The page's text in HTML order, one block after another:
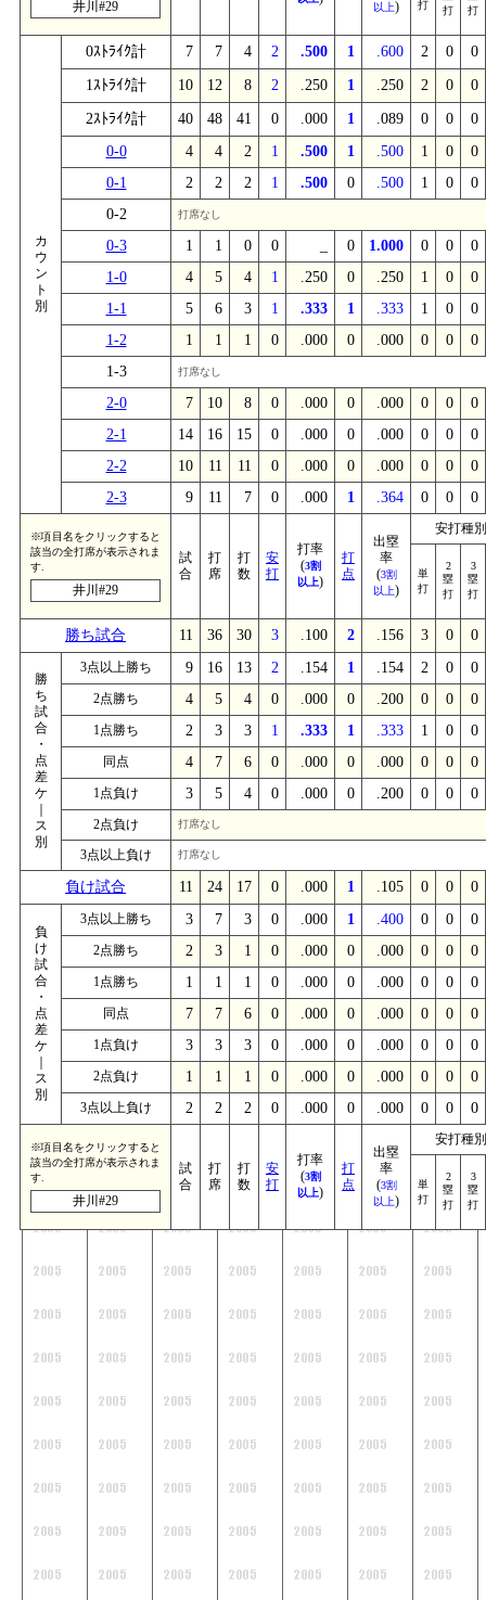
井川#29 以上) 打
打
打
カ
ウ
ン
ト
別
0ｽﾄﾗｲｸ計 7 7 4 2 .500 1 .600 2 0 0
1ｽﾄﾗｲｸ計 10 12 8 2 .250 1 .250 2 0 0
2ｽﾄﾗｲｸ計 40 48 41 0 .000 1 .089 0 0
0
0-0
4 4 2 1 .500 1 .500 1 0
0
0-1
2 2 2 1 .500 0 .500 1 0
0
0-2
打席なし
0-3 1 1 0 0 0 1.000 0 0
0
1-0
4 5 4 1 .250 0 .250 1 0
0
1-1
5 6 3 1 .333 1 .333 1 0
0
1-2
1 1 1 0 .000 0 .000 0 0
0
1-3
打席なし
2-0 7 10 8 0 .000 0 .000 0 0
0
2-1
14 16 15 0 .000 0 .000 0 0
0
2-2
10 11 11 0 .000 0 .000 0 0
0
2-3
9 11 7 0 .000 1 .364 0 0 0
※項目名をクリックすると
該当の全打席が表示されま
す.
井川#29
試
合
打
席
打
数
安
打
打率
(3割
以上)
打
点
出塁
率
(3割
以上)
安打種別
単
打
2
塁
打
3
塁
打
勝ち試合 11 36 30 3 .100 2 .156 3 0 0
勝
ち
試
合
・
点
差
ケ
ス
別
3点以上勝ち 9 16 13 2 .154 1 .154 2 0 0
2点勝ち 4 5 4 0 .000 0 .200 0 0 0
1点勝ち 2 3 3 1 .333 1 .333 1 0 0
同点 4 7 6 0 .000 0 .000 0 0 0
1点負け 3 5 4 0 .000 0 .200 0 0 0
2点負け 打席なし
3点以上負け 打席なし
負け試合 11 24 17 0 .000 1 .105 0 0 0
負
け
試
合
・
点
差
ケ
ス
別
3点以上勝ち 3 7 3 0 .000 1 .400 0 0 0
2点勝ち 2 3 1 0 .000 0 .000 0 0 0
1点勝ち 1 1 1 0 .000 0 .000 0 0 0
同点 7 7 6 0 .000 0 .000 0 0 0
1点負け 3 3 3 0 .000 0 .000 0 0 0
2点負け 1 1 1 0 .000 0 .000 0 0 0
3点以上負け 2 2 2 0 .000 0 .000 0 0 0
※項目名をクリックすると
該当の全打席が表示されま
す.
井川#29
試
合
打
席
打
数
安
打
打率
(3割
以上)
打
点
出塁
率
(3割
以上)
安打種別
単
打
2
塁
打
3
塁
打